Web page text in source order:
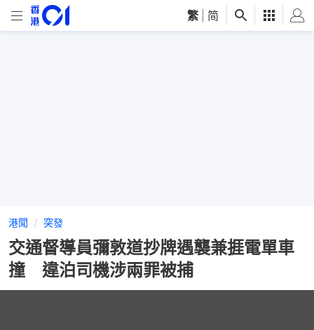
繁 简
港聞 突發
交通督導員彌敦道抄牌遇襲兼捱電單車
撞 違泊司機涉兩罪被捕